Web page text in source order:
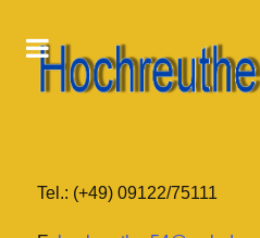
Tel.: (+49) 09122/75111